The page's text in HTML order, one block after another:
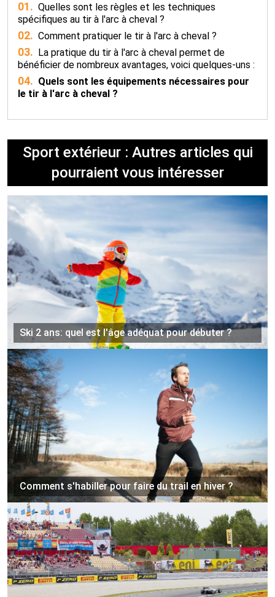
01. Quelles sont les règles et les techniques
spécifiques au tir à l'arc à cheval ?
02. Comment pratiquer le tir à l'arc à cheval ?
03.
La pratique du tir à l'arc à cheval permet de
bénéficier de nombreux avantages, voici quelques-uns :
04. Quels sont les équipements nécessaires pour
le tir à l'arc à cheval ?
Sport extérieur : Autres articles qui
pourraient vous intéresser
Ski 2 ans: quel est l'âge adéquat pour débuter ?
Comment s'habiller pour faire du trail en hiver ?